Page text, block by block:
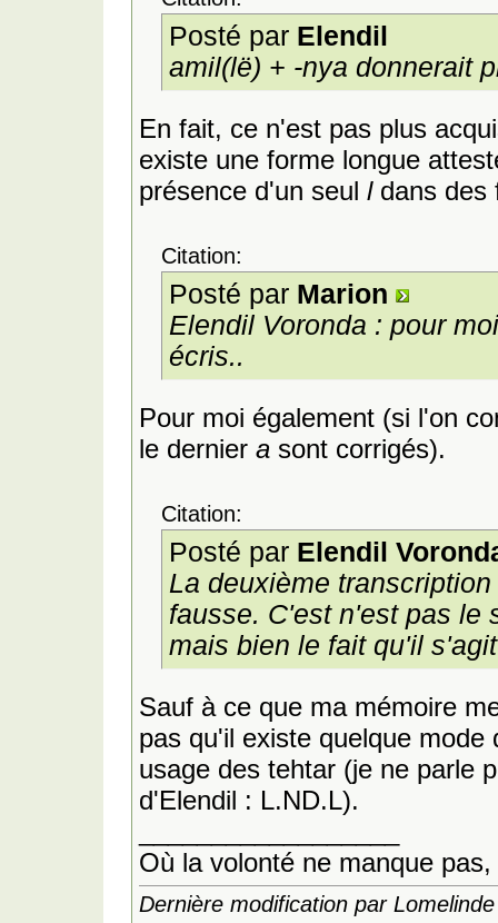
Posté par Elendil
amil(lë) + -nya donnerait
En fait, ce n'est pas plus
existe une forme longue
présence d'un seul ldans des
Citation:
Posté par Marion
Elendil Voronda : pour
écris..
Pour moi également (si l'on
le dernier a sont corrigés).
Citation:
Posté par Elendil
La deuxième
fausse. C'est n'est pas le
mais bien le fait qu'il
Sauf à ce que ma mémoire
pas qu'il existe quelque
usage des tehtar (je ne parle
d'Elendil : L.ND.L).
Où la volonté ne manque
Dernière modification par